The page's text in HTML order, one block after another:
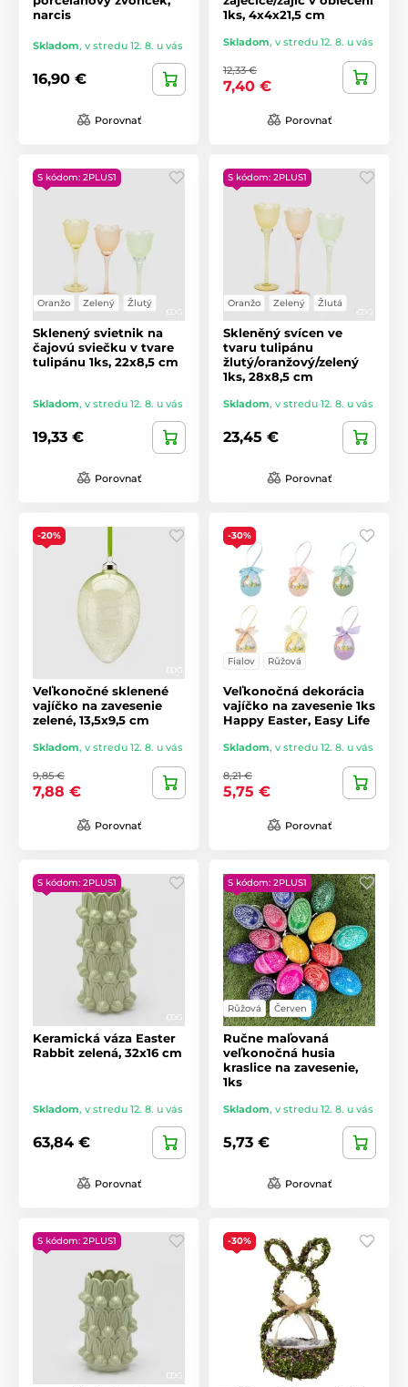
narcis
Skladom, v stredu 12. 8. u vás
16,90 €
Porovnať
1ks, 4x4x21,5 cm
Skladom, v stredu 12. 8. u vás
12,33 €
7,40 €
Porovnať
S kódom: 2PLUS1
Oranžo Zelený Žlutý
Sklenený svietnik na
čajovú sviečku v tvare
tulipánu 1ks, 22x8,5 cm
Skladom, v stredu 12. 8. u vás
19,33 €
Porovnať
S kódom: 2PLUS1
Oranžo Zelený Žlutá
Skleněný svícen ve
tvaru tulipánu
žlutý/oranžový/zelený
1ks, 28x8,5 cm
Skladom, v stredu 12. 8. u vás
23,45 €
Porovnať
-20%
Veľkonočné sklenené
vajíčko na zavesenie
zelené, 13,5x9,5 cm
Skladom, v stredu 12. 8. u vás
9,85 €
7,88 €
Porovnať
-30%
Fialov Růžová
Veľkonočná dekorácia
vajíčko na zavesenie 1ks
Happy Easter, Easy Life
Skladom, v stredu 12. 8. u vás
8,21 €
5,75 €
Porovnať
S kódom: 2PLUS1
Keramická váza Easter
Rabbit zelená, 32x16 cm
Skladom, v stredu 12. 8. u vás
63,84 €
Porovnať
S kódom: 2PLUS1
Růžová Červen
Ručne maľovaná
veľkonočná husia
kraslice na zavesenie,
1ks
Skladom, v stredu 12. 8. u vás
5,73 €
Porovnať
S kódom: 2PLUS1 -30%